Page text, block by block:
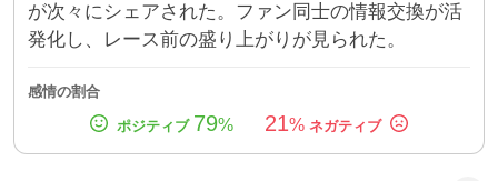
が次々にシェアされた。ファン同士の情報交換が活
発化し、レース前の盛り上がりが見られた。
感情の割合
79% 21%